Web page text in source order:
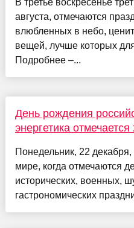
В третье воскресенье
августа, отмечаются
влюбленных в небо,
вещей, лучше которых
Подробнее –...
День рождения
энергетика
Понедельник, 22
мире, когда отмечаются
исторических, военных,
гастрономических